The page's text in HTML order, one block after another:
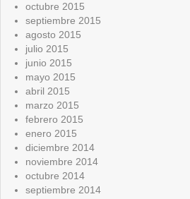
octubre 2015
septiembre 2015
agosto 2015
julio 2015
junio 2015
mayo 2015
abril 2015
marzo 2015
febrero 2015
enero 2015
diciembre 2014
noviembre 2014
octubre 2014
septiembre 2014